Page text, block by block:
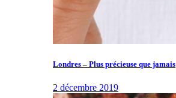
Londres – Plus précieuse que jamais
2 décembre 2019